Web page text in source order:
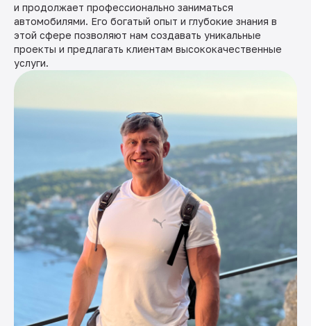
и продолжает профессионально заниматься
автомобилями. Его богатый опыт и глубокие знания в
этой сфере позволяют нам создавать уникальные
проекты и предлагать клиентам высококачественные
услуги.